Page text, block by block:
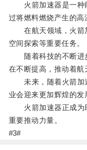
火箭加速器是一种
过将燃料燃烧产生的高
在航天领域，火箭加
空间探索等重要任务。
随着科技的不断进
在不断提高，推动着航
未来，随着火箭加
业会迎来更加辉煌的发
火箭加速器正成为
重要推动力量。
#3#